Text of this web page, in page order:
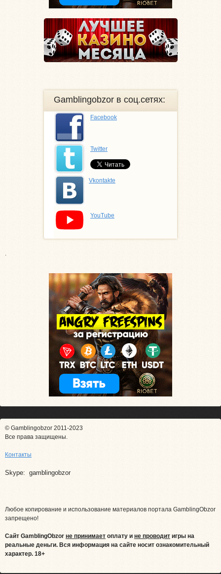
Gamblingobzor в соц.сетях:
Facebook
Twitter
Vkontakte
YouTube
.
© Gamblingobzor 2011-2023
Все права защищены.
Контакты
Skype: gamblingobzor
Любое копирование и использование материалов портала GamblingObzor
запрещено!
Сайт GamblingObzor не принимает оплату и не проводит игры на
реальные деньги. Вся информация на сайте носит ознакомительный
характер. 18+